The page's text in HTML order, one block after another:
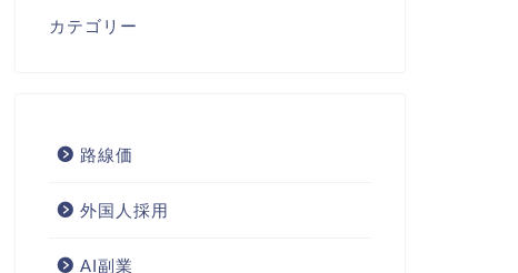
カテゴリー
路線価
外国人採用
AI副業